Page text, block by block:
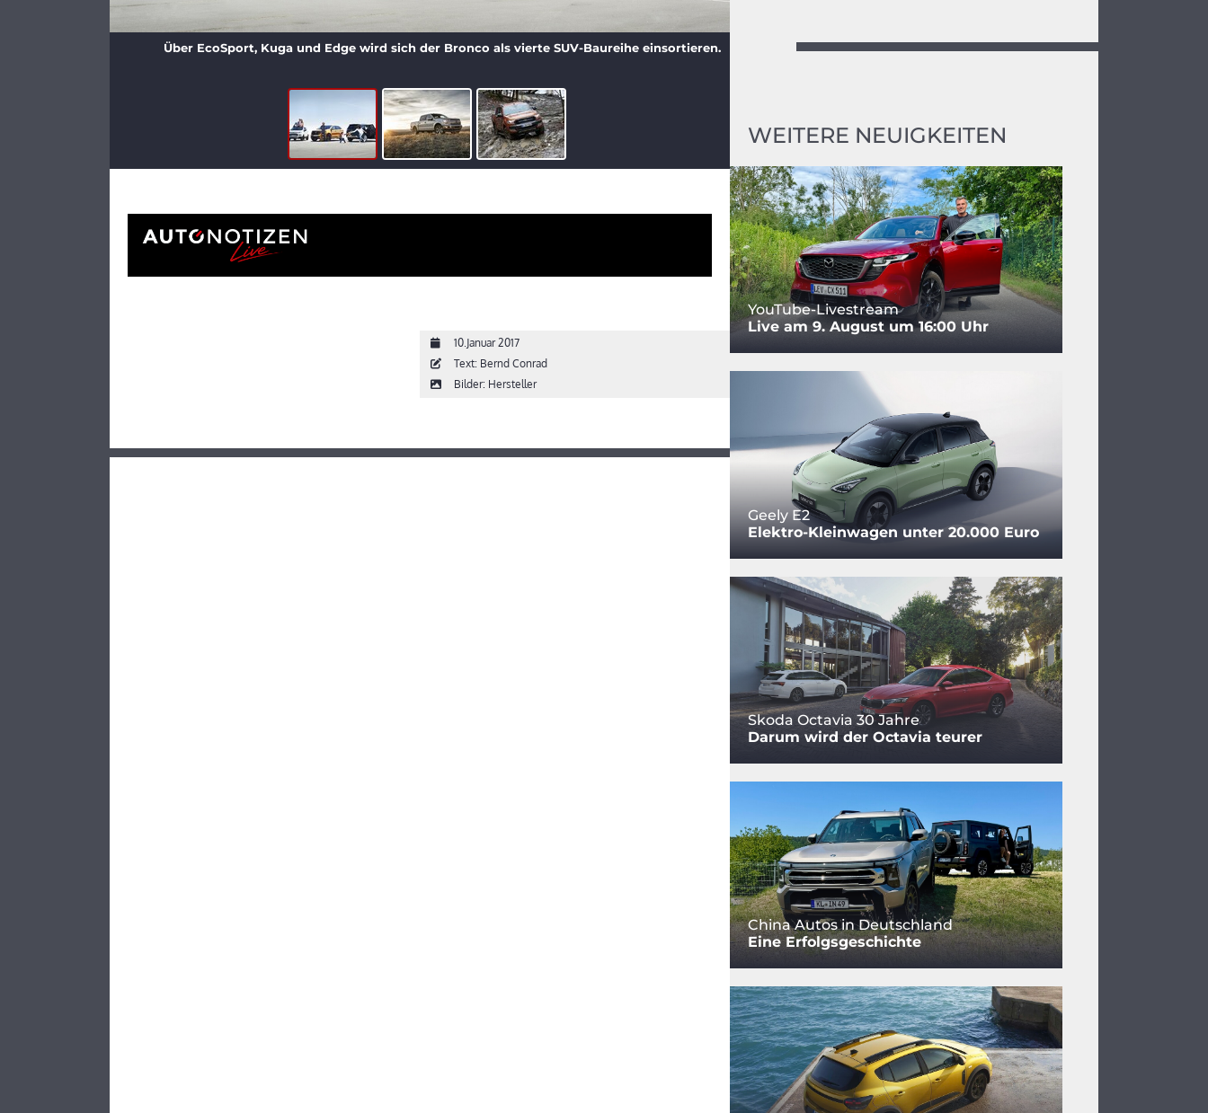
Über EcoSport, Kuga und Edge wird sich der Bronco als vierte SUV-Baureihe einsortieren.
10.Januar 2017
Text: Bernd Conrad
Bilder: Hersteller
WEITERE NEUIGKEITEN
YouTube-Livestream
Live am 9. August um 16:00 Uhr
Geely E2
Elektro-Kleinwagen unter 20.000 Euro
Skoda Octavia 30 Jahre
Darum wird der Octavia teurer
China Autos in Deutschland
Eine Erfolgsgeschichte